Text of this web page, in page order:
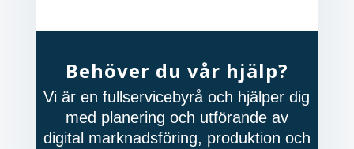
Behöver du vår hjälp?
Vi är en fullservicebyrå och hjälper dig
med planering och utförande av
digital marknadsföring, produktion och